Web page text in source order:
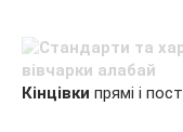
Кінцівки прямі і